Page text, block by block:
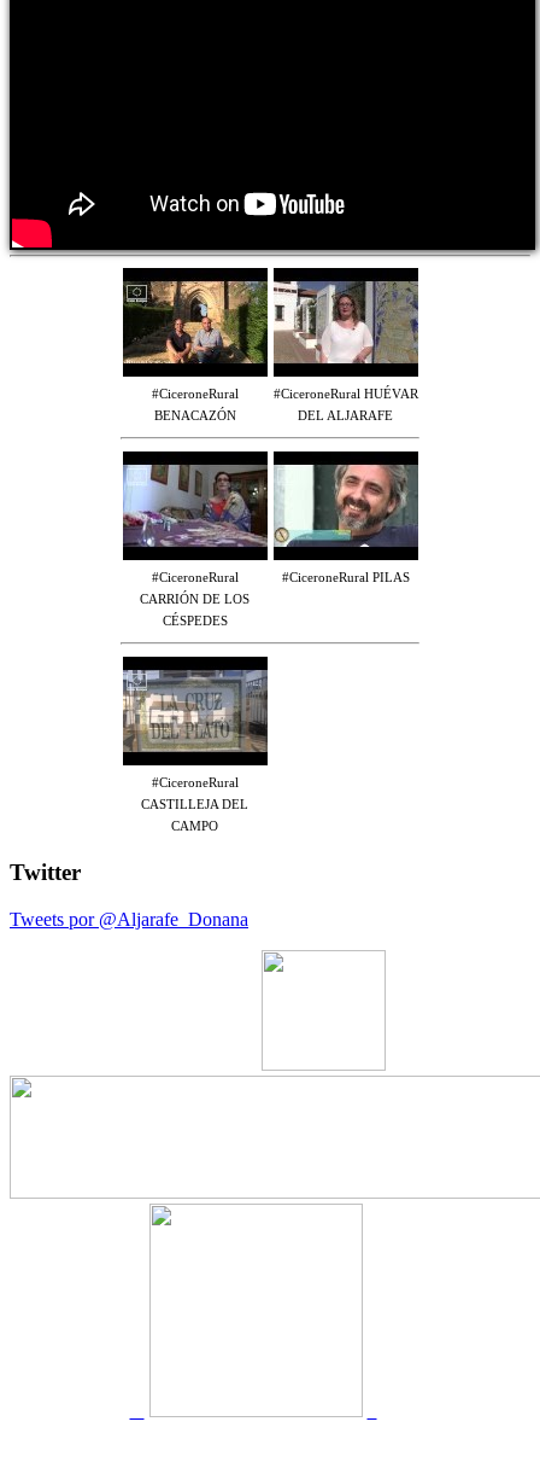
#CiceroneRural
BENACAZÓN
#CiceroneRural HUÉVAR
DEL ALJARAFE
#CiceroneRural
CARRIÓN DE LOS
CÉSPEDES
#CiceroneRural PILAS
#CiceroneRural
CASTILLEJA DEL
CAMPO
Twitter
Tweets por @Aljarafe_Donana